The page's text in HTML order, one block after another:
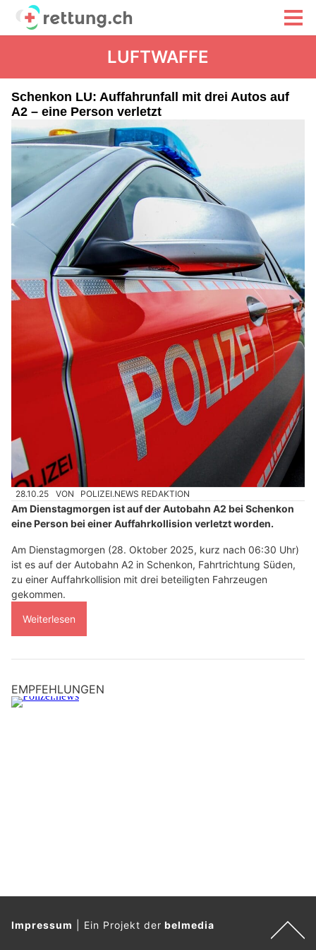
LUFTWAFFE
Schenkon LU: Auffahrunfall mit drei Autos auf
A2 – eine Person verletzt
28.10.25 VON POLIZEI.NEWS REDAKTION
Am Dienstagmorgen ist auf der Autobahn A2 bei Schenkon
eine Person bei einer Auffahrkollision verletzt worden.
Am Dienstagmorgen (28. Oktober 2025, kurz nach 06:30 Uhr)
ist es auf der Autobahn A2 in Schenkon, Fahrtrichtung Süden,
zu einer Auffahrkollision mit drei beteiligten Fahrzeugen
gekommen.
Weiterlesen
EMPFEHLUNGEN
Impressum Ein Projekt derbelmedia